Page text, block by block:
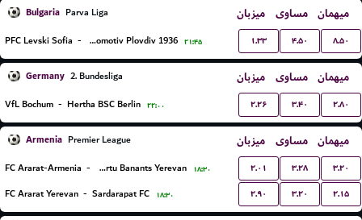
Bulgaria Parva Liga میزبان مساوی میهمان
PFC Levski Sofia - PFC Lokomotiv Plovdiv 1936 ۲۱:۴۵ ۱.۳۳ ۴.۵۰ ۸.۵۰
Germany 2. Bundesliga میزبان مساوی میهمان
VfL Bochum - Hertha BSC Berlin ۲۲:۰۰ ۲.۲۶ ۳.۴۰ ۲.۸۰
Armenia Premier League میزبان مساوی میهمان
FC Ararat-Armenia - FC Urartu Banants Yerevan ۱۸:۳۰ ۲.۰۱ ۳.۲۸ ۳.۲۰
FC Ararat Yerevan - Sardarapat FC ۱۸:۳۰ ۲.۹۰ ۳.۲۰ ۲.۱۵